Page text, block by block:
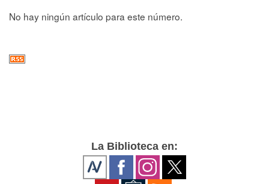
No hay ningún artículo para este número.
La Biblioteca en: